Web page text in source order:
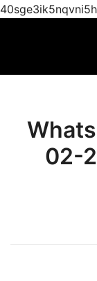
02-